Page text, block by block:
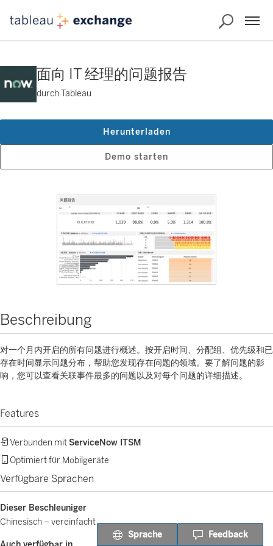
面向 IT 经理的问题报告
durch Tableau
Demo starten
Herunterladen
Beschreibung
对一个月内开启的所有问题进行概述。按开启时间、分配组、优先级和已
存在时间显示问题分布，帮助您发现存在问题的领域。要了解问题的影
响，您可以查看关联事件最多的问题以及对每个问题的详细描述。
Features
Verbunden mitServiceNow ITSM
Optimiert für Mobilgeräte
Verfügbare Sprachen
Dieser Beschleuniger
Chinesisch – vereinfacht
Sprache Feedback